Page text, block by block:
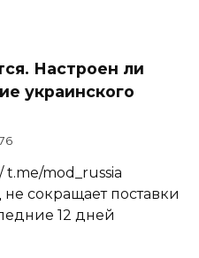
Настроен ли
украинского
mod_russia
сокращает поставки
12 дней